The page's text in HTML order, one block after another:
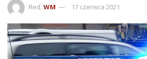
Red. WM 17 czerwca 2021